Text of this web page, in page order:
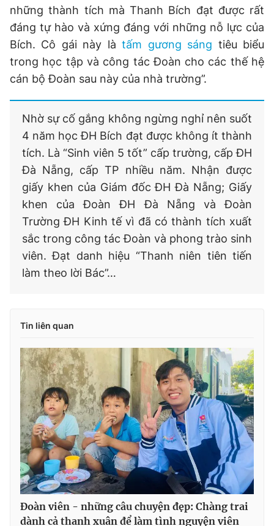
những thành tích mà Thanh Bích đạt được rất
đáng tự hào và xứng đáng với những nỗ lực của
Bích. Cô gái này làtấm gương sáng tiêu biểu
trong học tập và công tác Đoàn cho các thế hệ
cán bộ Đoàn sau này của nhà trường”.
Nhờ sự cố gắng không ngừng nghỉ nên suốt
4 năm học ĐH Bích đạt được không ít thành
tích. Là “Sinh viên 5 tốt” cấp trường, cấp ĐH
Đà Nẵng, cấp TP nhiều năm. Nhận được
giấy khen của Giám đốc ĐH Đà Nẵng; Giấy
khen của Đoàn ĐH Đà Nẵng và Đoàn
Trường ĐH Kinh tế vì đã có thành tích xuất
sắc trong công tác Đoàn và phong trào sinh
viên. Đạt danh hiệu “Thanh niên tiên tiến
làm theo lời Bác”…
Tin liên quan
Đoàn viên - những câu chuyện đẹp: Chàng trai
dành cả thanh xuân để làm tình nguyện viên